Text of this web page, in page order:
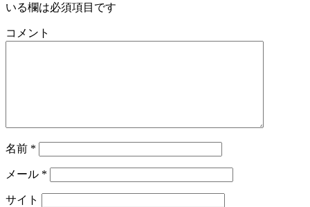
いる欄は必須項目です
コメント
名前 *
メール *
サイト